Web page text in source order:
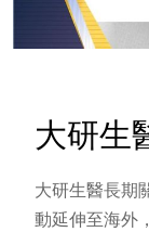
大研生醫長期
動延伸至海外